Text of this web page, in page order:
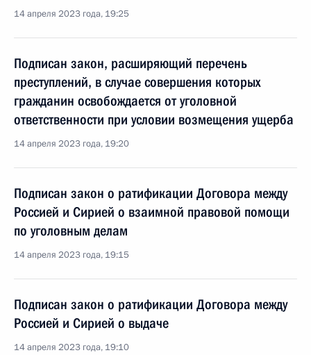
14 апреля 2023 года, 19:25
Подписан закон, расширяющий перечень
преступлений, в случае совершения которых
гражданин освобождается от уголовной
ответственности при условии возмещения ущерба
14 апреля 2023 года, 19:20
Подписан закон о ратификации Договора между
Россией и Сирией о взаимной правовой помощи
по уголовным делам
14 апреля 2023 года, 19:15
Подписан закон о ратификации Договора между
Россией и Сирией о выдаче
14 апреля 2023 года, 19:10